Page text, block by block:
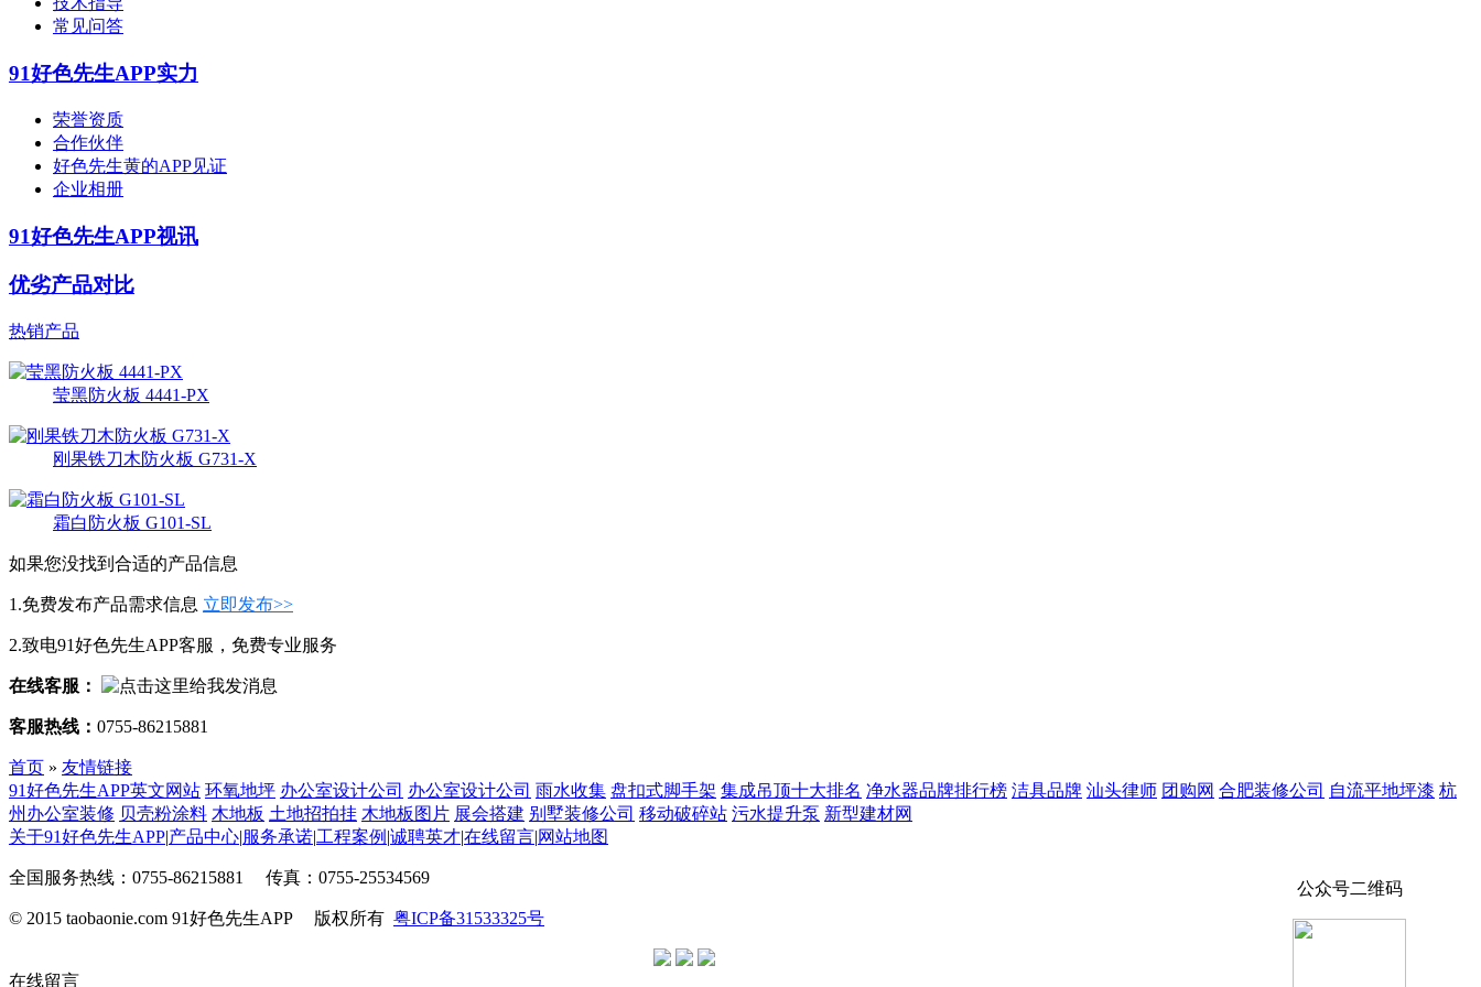
常见问答
91好色先生APP实力
荣誉资质
合作伙伴
好色先生黄的APP见证
企业相册
91好色先生APP视讯
优劣产品对比
热销产品
莹黑防火板 4441-PX
刚果铁刀木防火板 G731-X
霜白防火板 G101-SL
如果您没找到合适的产品信息
1.免费发布产品需求信息 立即发布>>
2.致电91好色先生APP客服，免费专业服务
在线客服：
客服热线： 0755-86215881
首页 » 友情链接
91好色先生APP英文网站 环氧地坪 办公室设计公司 办公室设计公司 雨水收集 盘扣式脚手架 集成吊顶十大排名 净水器品牌排行榜 洁具品牌 汕头律师 团购网 合肥装修公司 自流平地坪漆 杭
州办公室装修 贝壳粉涂料 木地板 土地招拍挂 木地板图片 展会搭建 别墅装修公司 移动破碎站 污水提升泵 新型建材网
关于91好色先生APP|产品中心|服务承诺|工程案例 |诚聘英才|在线留言|网站地图
公众号二维码
全国服务热线：0755-86215881 传真：0755-25534569
© 2015 taobaonie.com 91好色先生APP 版权所有 粤ICP备31533325号
在线留言